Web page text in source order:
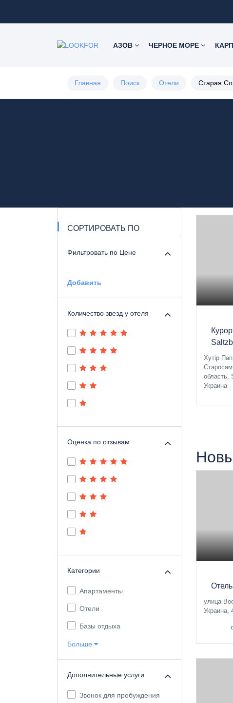
АЗОВ ЧЕРНОЕ МОРЕ
Главная Поиск Отели Старая
СОРТИРОВАТЬ ПО
Фильтровать по Цене
Добавить
Количество звезд у отеля
Оценка по отзывам
Категории
Апартаменты
Отели
Базы отдыха
Больше
Дополнительные услуги
Звонок для пробуждения
Хутір
область,
Украина
улица
Украина,